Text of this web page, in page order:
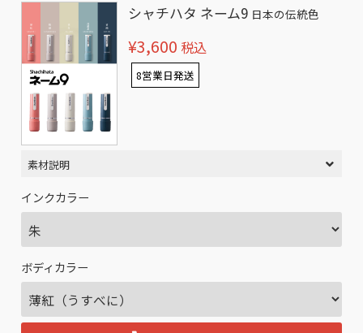
シャチハタ ネーム9 日本の伝統色
¥3,600 税込
8営業日発送
素材説明
インクカラー
ボディカラー